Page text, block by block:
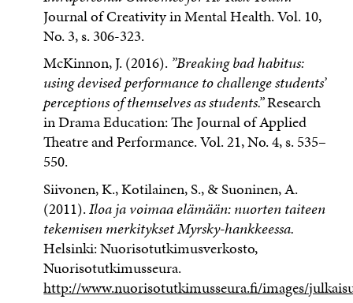
Journal of Creativity in Mental Health. Vol. 10,
No. 3, s. 306-323.
McKinnon, J. (2016). ”Breaking bad habitus:
using devised performance to challenge students’
perceptions of themselves as students.”Re­search
in Drama Education: The Journal of Applied
Theatre and Perfor­mance. Vol. 21, No. 4, s. 535–
550.
Siivonen, K., Kotilainen, S., & Suoninen, A.
(2011).Iloa ja voimaa elämään: nuorten taiteen
tekemisen merkitykset Myrsky-hankkeessa.
Helsinki: Nuorisotutkimusverkosto,
Nuorisotutkimusseura.
http://www.nuorisotutkimusseura.fi/images/